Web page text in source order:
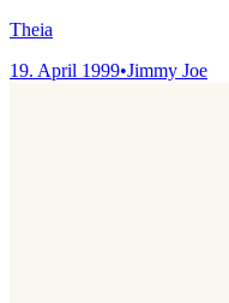
Theia
19. April 1999•Jimmy Joe